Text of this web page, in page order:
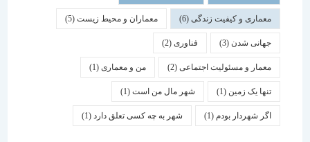
معماری و کیفیت زندگی(6) معماران و محیط زیست(5)
جهانی شدن(3) فناوری (2)
معمار و مسئولیت اجتماعی(2) من و معماری (1)
تنها یک زمین(1) شهر مال من است(1)
اگر شهردار بودم (1) شهر به چه کسی تعلق دارد(1)